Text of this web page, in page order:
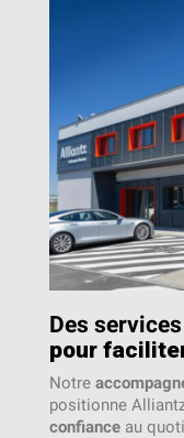
Des services
pour
Notre
positionne
confiance au